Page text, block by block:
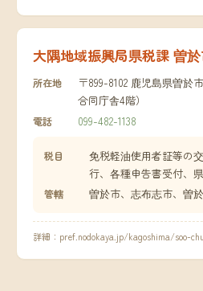
大隅地域振興局県税課 曽
所在地
〒899-8102 鹿児島県曽於
合同庁舎4階）
電話 099-482-1138
税目
免税軽油使用者証等の
行、各種申告書受付、
管轄 曽於市、志布志市、曽於
詳細： pref.nodokaya.jp/kagoshima/soo-